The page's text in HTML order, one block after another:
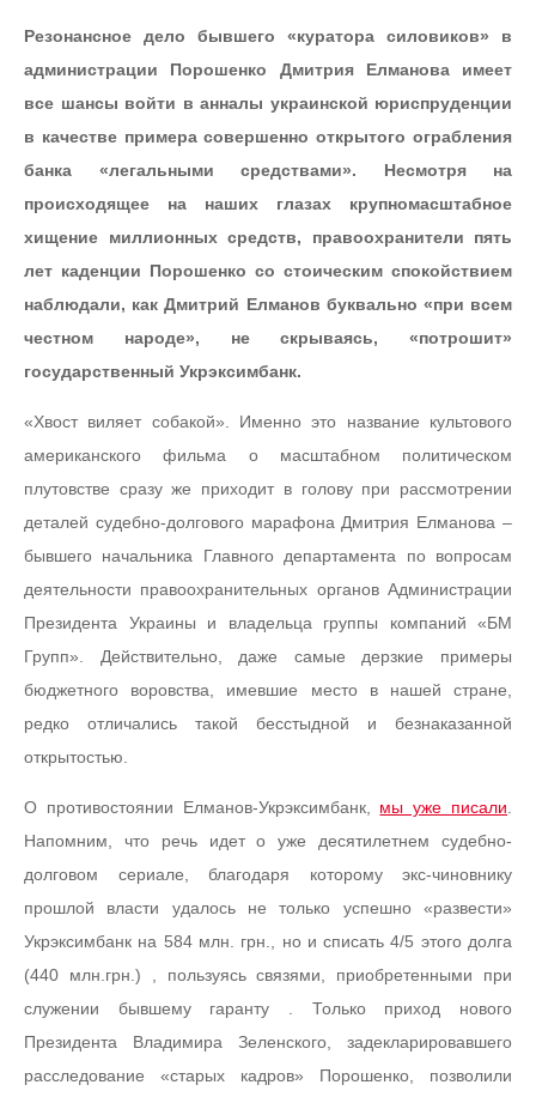
Резонансное дело бывшего «куратора силовиков» в
администрации Порошенко Дмитрия Елманова имеет
все шансы войти в анналы украинской юриспруденции
в качестве примерасовершенно открытого ограбления
банка «легальными средствами». Несмотря на
происходящее на наших глазах крупномасштабное
хищение миллионных средств, правоохранители пять
лет каденции Порошенко со стоическим спокойствием
наблюдали, как Дмитрий Елманов буквально «при всем
честном народе», не скрываясь, «потрошит»
государственный Укрэксимбанк.
«Хвост виляет собакой». Именно это название культового
американского фильма о масштабном политическом
плутовстве сразу же приходит в голову при рассмотрении
деталей судебно-долгового марафона Дмитрия Елманова –
бывшего начальника Главного департамента по вопросам
деятельности правоохранительных органов Администрации
Президента Украины и владельца группы компаний «БМ
Групп». Действительно, даже самые дерзкие примеры
бюджетного воровства, имевшие место в нашей стране,
редко отличались такой бесстыдной и безнаказанной
открытостью.
О противостоянии Елманов-Укрэксимбанк, мы уже писали
Напомним, что речь идет о уже десятилетнем судебно-
долговом сериале, благодаря которому экс-чиновнику
прошлой власти удалось не только успешно «развести»
Укрэксимбанк на 584 млн. грн., но и списать 4/5 этого долга
(440 млн.грн.) , пользуясь связями, приобретенными при
служении бывшему гаранту . Только приход нового
Президента Владимира Зеленского, задекларировавшего
расследование «старых кадров» Порошенко, позволили